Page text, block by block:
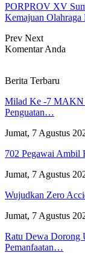
PORPROV XV
Kemajuan Olahraga
Prev Next
Komentar Anda
Berita Terbaru
Milad Ke -7 MAKN
Penguatan…
Jumat, 7 Agustus
702 Pegawai
Jumat, 7 Agustus
Wujudkan Zero
Jumat, 7 Agustus
Ratu Dewa Dorong
Pemanfaatan…